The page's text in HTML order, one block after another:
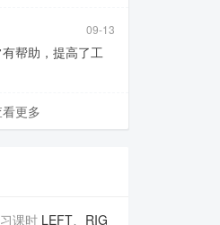
09-13
帮助，提高了工
更多
课时 LEFT、RIG